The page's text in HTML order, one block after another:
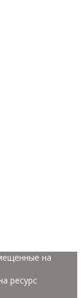
на
ресурс